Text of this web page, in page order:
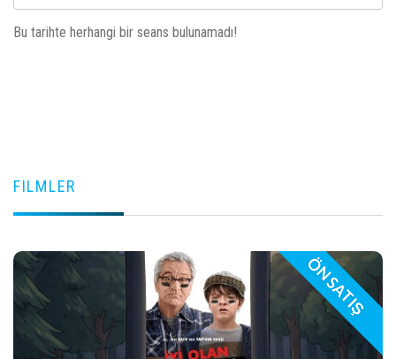
Bu tarihte herhangi bir seans bulunamadı!
FILMLER
ÖN SATIŞ